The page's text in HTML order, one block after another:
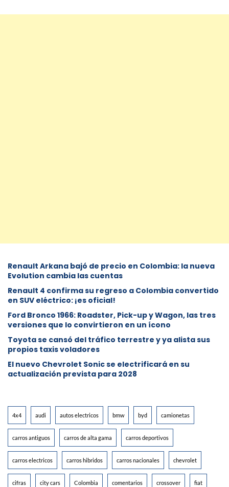
Renault Arkana bajó de precio en Colombia: la nueva
Evolution cambia las cuentas
Renault 4 confirma su regreso a Colombia convertido
en SUV eléctrico: ¡es oficial!
Ford Bronco 1966: Roadster, Pick-up y Wagon, las tres
versiones que lo convirtieron en un ícono
Toyota se cansó del tráfico terrestre y ya alista sus
propios taxis voladores
El nuevo Chevrolet Sonic se electrificará en su
actualización prevista para 2028
4x4 audi autos electricos bmw byd camionetas
carros antiguos carros de alta gama carros deportivos
carros electricos carros hibridos carros nacionales chevrolet
cifras city cars Colombia comentarios crossover fiat